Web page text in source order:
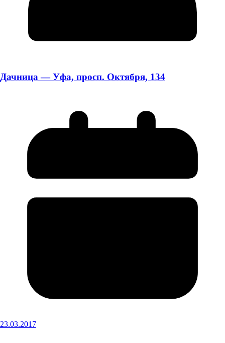
Дачница — Уфа, просп. Октября, 134
23.03.2017